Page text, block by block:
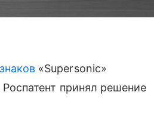
«Supersonic»
принял решение